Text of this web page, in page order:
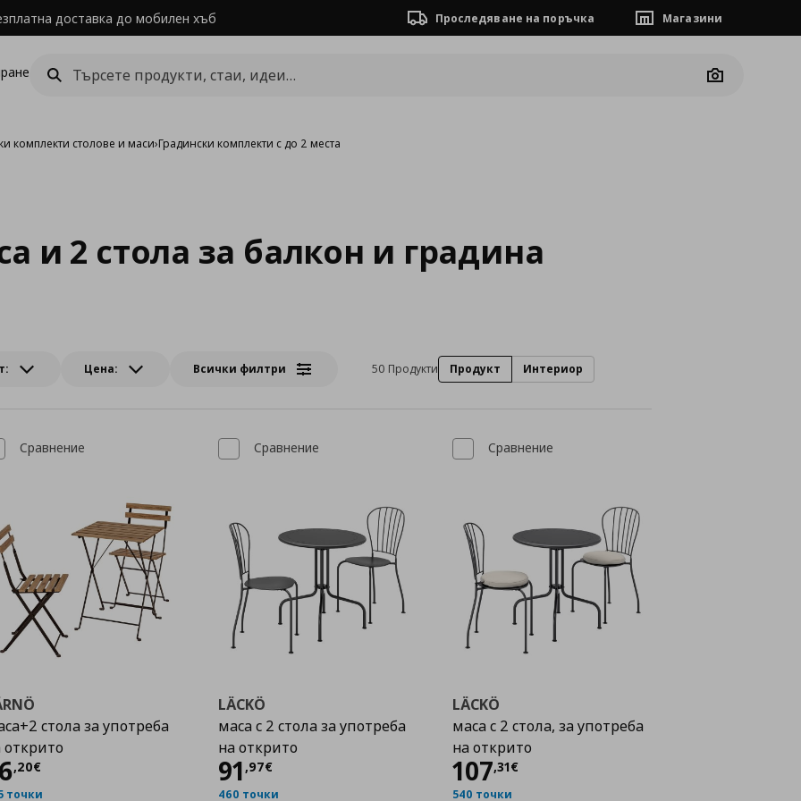
доставка до мобилен хъб Проследяване на поръчка Магазини
Camera
комплекти столове и маси›Градински комплекти с до 2 места
и 2 стола за балкон и градина
Цена: Всички филтри 50 Продукти Продукт Интериор
Сравнение
стола за употреба
открито
,20€
точки
Сравнение
LÄCKÖ
маса с 2 стола за употреба
на открито
91 ,97€
Цена
460 точки
Сравнение
LÄCKÖ
маса с 2 стола, за употреба
на открито
107,31€
Цена
540 точки